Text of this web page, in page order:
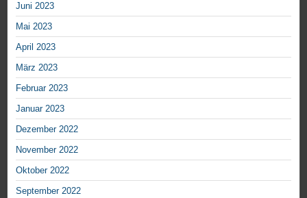
Juni 2023
Mai 2023
April 2023
März 2023
Februar 2023
Januar 2023
Dezember 2022
November 2022
Oktober 2022
September 2022